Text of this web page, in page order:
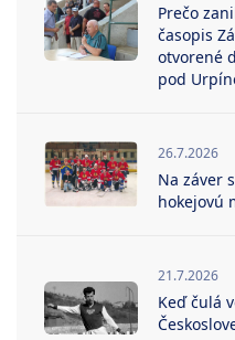
Prečo
časopis
otvorené
pod
26.7.2026
Na záver
hokejovú
21.7.2026
Keď čulá